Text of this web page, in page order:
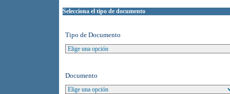
Selecciona el tipo de documento
Tipo de Documento
Documento